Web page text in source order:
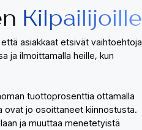
Kilpailijoille
asiakkaat etsivät vaihtoehtoja
ja ilmoittamalla heille, kun
tuottoprosenttia ottamalla
ovat jo osoittaneet kiinnostusta.
ja muuttaa menetetyistä